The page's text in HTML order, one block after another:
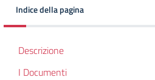
Indice della pagina
Descrizione
I Documenti